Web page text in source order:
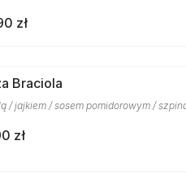
zł
Braciola
/ jajkiem / sosem pomidorowym /
zł